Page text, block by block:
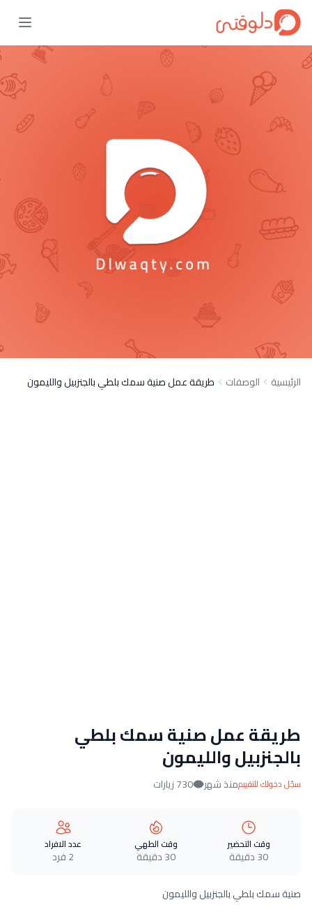
الرئيسية الوصفات طريقة عمل صنية سمك بلطي بالجنزبيل والليمون
طريقة عمل صنية سمك بلطي
بالجنزبيل والليمون
سجّل دخولك للتقييممنذ شهر 730 زيارات
وقت التحضير
30 دقيقة
وقت الطهي
30 دقيقة
عدد الافراد
2 فرد
صنية سمك بلطي بالجنزبيل والليمون